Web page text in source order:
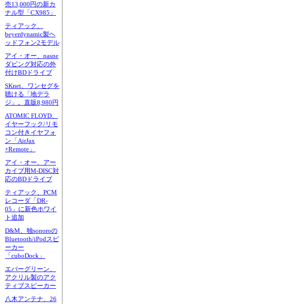
売13,000円の新カ
ナル型「CX985」
ティアック、
beyerdynamic製ヘ
ッドフォン2モデル
アイ・オー、nasne
ダビング対応の外
付けBDドライブ
SKnet、ワンセグを
聴ける「地デラ
ジ」。直販8,980円
ATOMIC FLOYD、
イヤーフック/リモ
コン付きイヤフォ
ン「AirJax
+Remote」
アイ・オー、アー
カイブ用M-DISC対
応のBDドライブ
ティアック、PCM
レコーダ「DR-
05」に新色ホワイ
ト追加
D&M、独sonoroの
Bluetooth/iPodスピ
ーカー
「cuboDock」
エバーグリーン、
アクリル製のアク
ティブスピーカー
八木アンテナ、26